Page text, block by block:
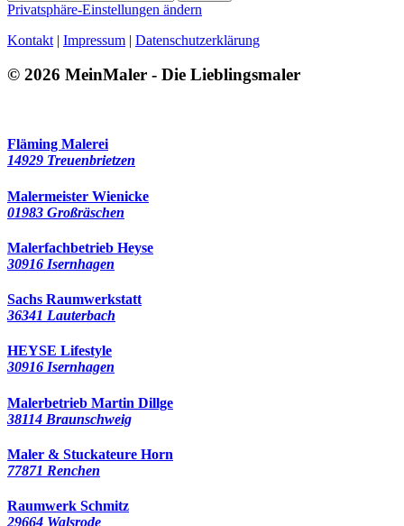
Privatsphäre-Einstellungen ändern
Kontakt | Impressum | Datenschutzerklärung
© 2026 MeinMaler - Die Lieblingsmaler
Fläming Malerei
14929 Treuenbrietzen
Malermeister Wienicke
01983 Großräschen
Malerfachbetrieb Heyse
30916 Isernhagen
Sachs Raumwerkstatt
36341 Lauterbach
HEYSE Lifestyle
30916 Isernhagen
Malerbetrieb Martin Dillge
38114 Braunschweig
Maler & Stuckateure Horn
77871 Renchen
Raumwerk Schmitz
29664 Walsrode